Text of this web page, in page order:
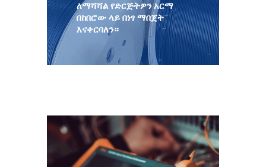
ለማሻሻል የድርጅትዎን አርማ
በከበሮው ላይ በነፃ ማበጀት
እናቀርባለን።